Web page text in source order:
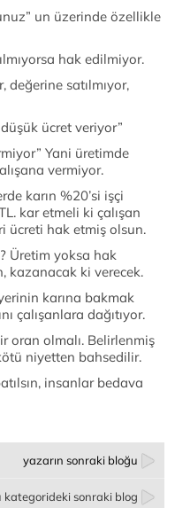
un üzerinde özellikle
hak edilmiyor.
değerine satılmıyor,
ücret veriyor”
Yani üretimde
vermiyor.
karın %20’si işçi
kar etmeli ki çalışan
ücreti hak etmiş olsun.
Üretim yoksa hak
kazanacak ki verecek.
karına bakmak
çalışanlara dağıtıyor.
oran olmalı. Belirlenmiş
niyetten bahsedilir.
insanlar bedava
yazarın sonraki bloğu
kategorideki sonraki blog